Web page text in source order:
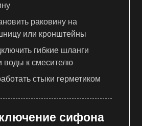
раковину на
или кронштейны
гибкие шланги
воды к смесителю
стыки герметиком
сифона